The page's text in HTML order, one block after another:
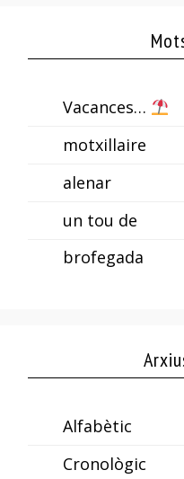
Vacances…
motxillaire
alenar
un tou de
brofegada
Alfabètic
Cronològic